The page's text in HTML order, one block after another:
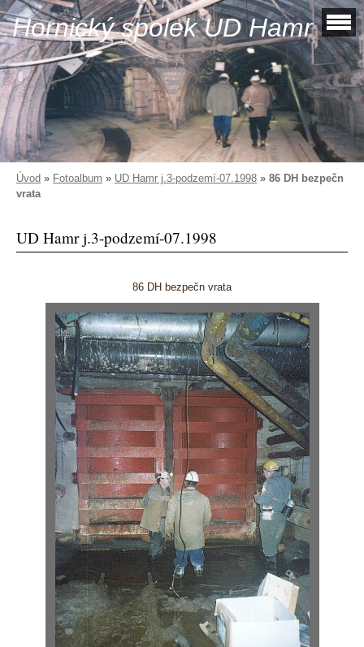
Hornický spolek UD Hamr
Úvod » Fotoalbum » UD Hamr j.3-podzemí-07.1998 » 86 DH bezpečn
vrata
UD Hamr j.3-podzemí-07.1998
86 DH bezpečn vrata